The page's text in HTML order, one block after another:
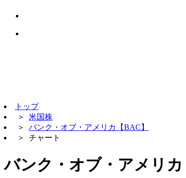
トップ
＞ 米国株
＞ バンク・オブ・アメリカ【BAC】
＞ チャート
バンク・オブ・アメリ